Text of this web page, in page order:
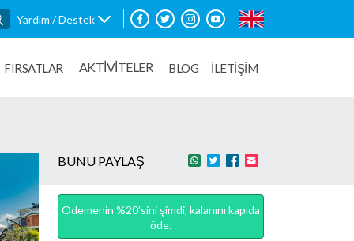
Yardım / Destek
FIRSATLAR AKTİVİTELER BLOG İLETİŞİM
BUNU PAYLAŞ
Ödemenin %20’sini şimdi, kalanını kapıda
öde.